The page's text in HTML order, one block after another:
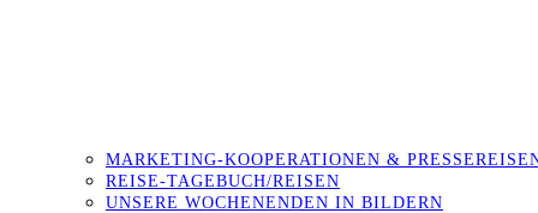
MARKETING-KOOPERATIONEN &
REISE-TAGEBUCH/REISEN
UNSERE WOCHENENDEN IN BILDERN